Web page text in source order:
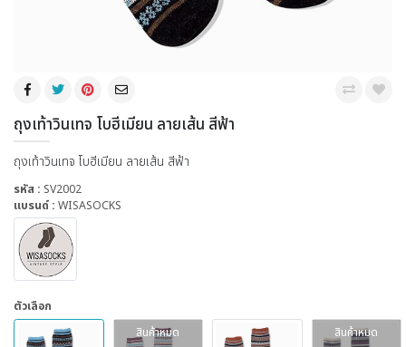
ถุงเท้าวินเทจ โบฮีเมียน ลายเส้น สีฟ้า
ถุงเท้าวินเทจ โบฮีเมียน ลายเส้น สีฟ้า
รหัส : SV2002
แบรนด์ : WISASOCKS
ตัวเลือก
สินค้าหมด
สินค้าหมด